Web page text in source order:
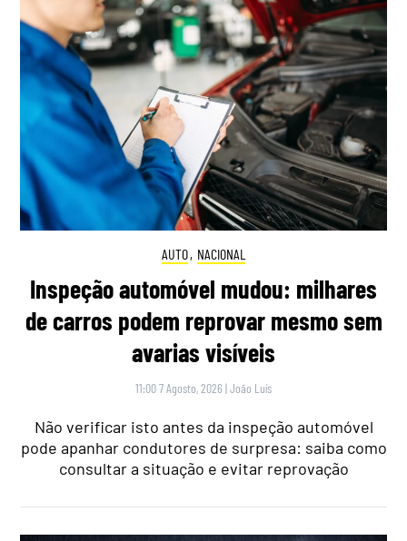
AUTO, NACIONAL
Inspeção automóvel mudou: milhares
de carros podem reprovar mesmo sem
avarias visíveis
11:00 7 Agosto, 2026 |João Luís
Não verificar isto antes da inspeção automóvel
pode apanhar condutores de surpresa: saiba como
consultar a situação e evitar reprovação